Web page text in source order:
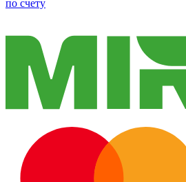
по счету